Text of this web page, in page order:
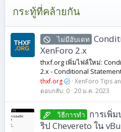
กระทู้ที่คล้ายกัน
ไม่มีอับเดท
XenForo 2.x
thxf.org เพิ่มไฟล์ใหม่:
2.x - Conditional
Statements for XenForo 2
can be expanded by using...
thxf.org
XenForo Tips
ตอบกลับ 0 20 ม.ค. 2023
วิธีการทํา การเพิ่
ริป Chevereto ใน